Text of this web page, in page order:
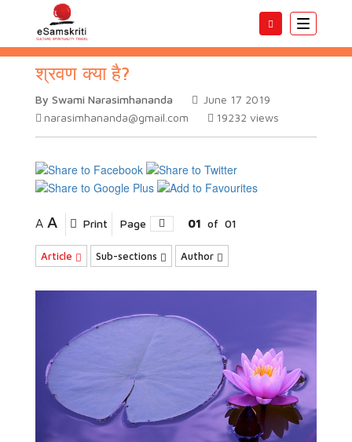
Toggle
श्रवण क्या है?
By Swami Narasimhananda
June 17 2019
narasimhananda@gmail.com
19232 views
A A Print Page 01 of 01
Article Sub-sections Author